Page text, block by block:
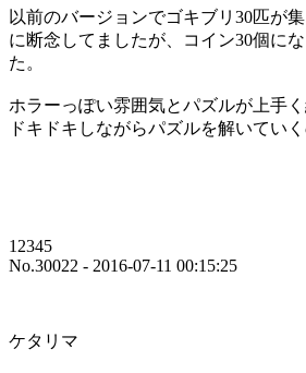
以前のバージョンでゴキブリ30匹が
に断念してましたが、コイン30個に
た。
ホラーっぽい雰囲気とパズルが上手
ドキドキしながらパズルを解いてい
12345
No.30022 - 2016-07-11 00:15:25
ケタリマ